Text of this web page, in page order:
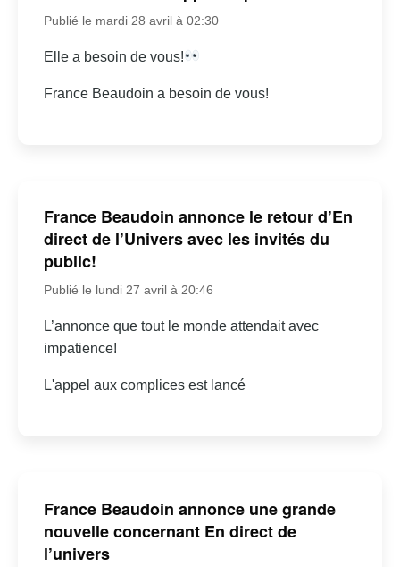
Publié le mardi 28 avril à 02:30
Elle a besoin de vous!
France Beaudoin a besoin de vous!
France Beaudoin annonce le retour d’En
direct de l’Univers avec les invités du
public!
Publié le lundi 27 avril à 20:46
L’annonce que tout le monde attendait avec
impatience!
L'appel aux complices est lancé
France Beaudoin annonce une grande
nouvelle concernant En direct de
l’univers